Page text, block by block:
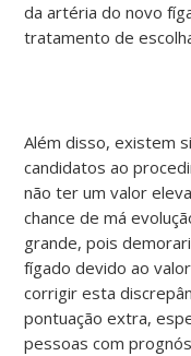
da artéria do novo
tratamento de
Além disso, existem
candidatos ao
não ter um valor
chance de má
grande, pois
fígado devido ao
corrigir esta
pontuação extra,
pessoas com